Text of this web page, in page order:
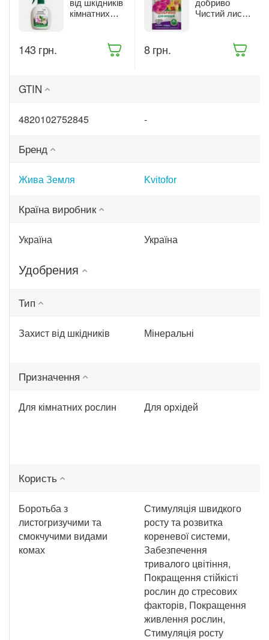
від шкідників
кімнатних
спрей 300 мл
‍143‍ грн.
добриво
Чистий лист
‍8‍ грн.
GTIN
4820102752845 -
Бренд
Жива Земля Kvitofor
Країна виробник
Україна Україна
Удобрения
Тип
Захист від шкідників Мінеральні
Призначення
Для кімнатних рослин Для орхідей
Користь
Боротьба з
листогризучими та
смокчучими видами
комах
Стимуляція швидкого
росту та розвитка
кореневої системи,
Забезпечення
тривалого цвітіння,
Покращення стійкісті
рослин до стресових
факторів, Покращення
живлення рослин,
Стимуляція росту